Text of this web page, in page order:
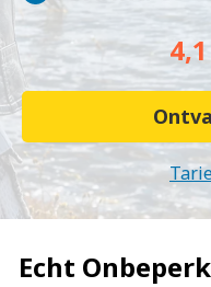
Echt